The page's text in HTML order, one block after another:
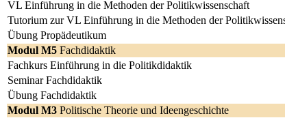
VL Einführung in die Methoden der Politikwissenschaft
Tutorium zur VL Einführung in die Methoden der
Übung Propädeutikum
Modul M5 Fachdidaktik
Fachkurs Einführung in die Politikdidaktik
Seminar Fachdidaktik
Übung Fachdidaktik
Modul M3 Politische Theorie und Ideengeschichte